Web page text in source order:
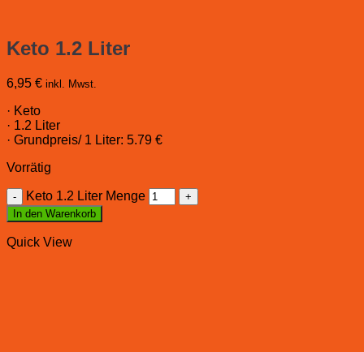
Keto 1.2 Liter
6,95 € inkl. Mwst.
· Keto
· 1.2 Liter
· Grundpreis/ 1 Liter: 5.79 €
Vorrätig
Keto 1.2 Liter Menge
In den Warenkorb
Quick View